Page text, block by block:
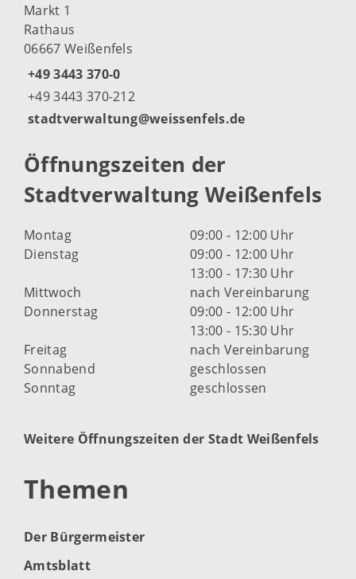
Markt 1
Rathaus
06667 Weißenfels
+49 3443 370-0
+49 3443 370-212
stadtverwaltung@weissenfels.de
Öffnungszeiten der
Stadtverwaltung Weißenfels
Montag
09:00 - 12:00 Uhr
Dienstag
09:00 - 12:00 Uhr
13:00 - 17:30 Uhr
Mittwoch
nach Vereinbarung
Donnerstag
09:00 - 12:00 Uhr
13:00 - 15:30 Uhr
Freitag
nach Vereinbarung
Sonnabend
geschlossen
Sonntag
geschlossen
Weitere Öffnungszeiten der Stadt Weißenfels
Themen
Der Bürgermeister
Amtsblatt